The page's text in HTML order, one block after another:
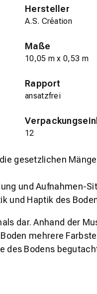
Hersteller
A.S. Création
Maße
10,05 m x 0,53 m
Rapport
ansatzfrei
12
gesetzlichen
und Aufnahmen-
und Haptik des
dar. Anhand der
mehrere
Bodens